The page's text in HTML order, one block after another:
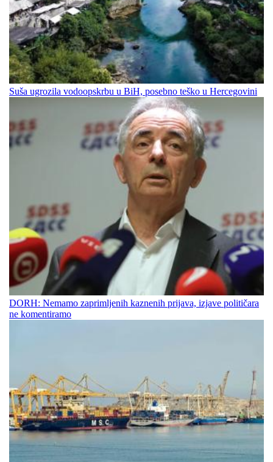
Suša ugrozila vodoopskrbu u BiH, posebno teško u Hercegovini
DORH: Nemamo zaprimljenih kaznenih prijava, izjave političara
ne komentiramo